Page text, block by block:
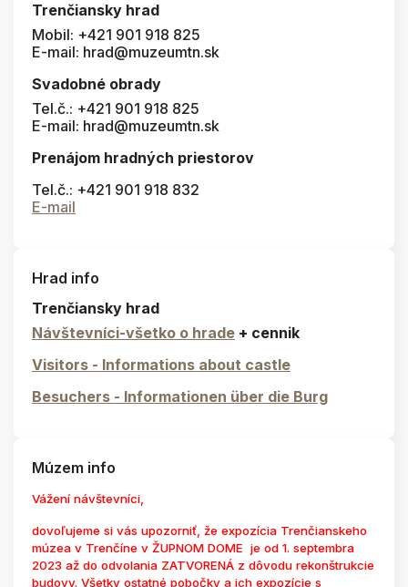
Trenčiansky hrad
Mobil: +421 901 918 825
E-mail: hrad@muzeumtn.sk
Svadobné obrady
Tel.č.: +421 901 918 825
E-mail: hrad@muzeumtn.sk
Prenájom hradných priestorov
Tel.č.: +421 901 918 832
E-mail
Hrad info
Trenčiansky hrad
Návštevníci-všetko o hrade + cennik
Visitors - Informations about castle
Besuchers - Informationen über die Burg
Múzem info
Vážení návštevníci,
dovoľujeme si vás upozorniť, že expozícia Trenčianskeho
múzea v Trenčíne v ŽUPNOM DOME je od 1. septembra
2023 až do odvolania ZATVORENÁ z dôvodu rekonštrukcie
budovy. Všetky ostatné pobočky a ich expozície s